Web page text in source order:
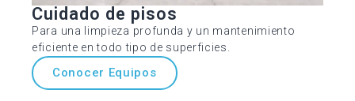
Cuidado de pisos
Para una limpieza profunda y un mantenimiento
eficiente en todo tipo de superficies.
Conocer Equipos